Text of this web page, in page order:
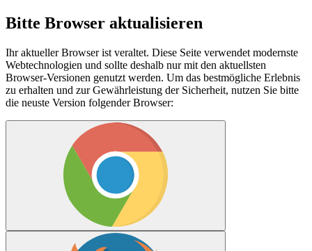
Bitte Browser aktualisieren
Ihr aktueller Browser ist veraltet. Diese Seite verwendet modernste
Webtechnologien und sollte deshalb nur mit den aktuellsten
Browser-Versionen genutzt werden. Um das bestmögliche Erlebnis
zu erhalten und zur Gewährleistung der Sicherheit, nutzen Sie bitte
die neuste Version folgender Browser: